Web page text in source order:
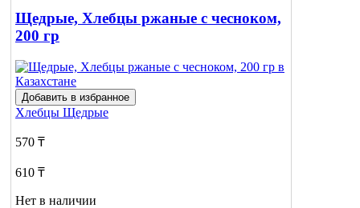
Щедрые, Хлебцы ржаные с чесноком,
200 гр
Добавить в избранное
Хлебцы Щедрые
570 ₸
610 ₸
Нет в наличии